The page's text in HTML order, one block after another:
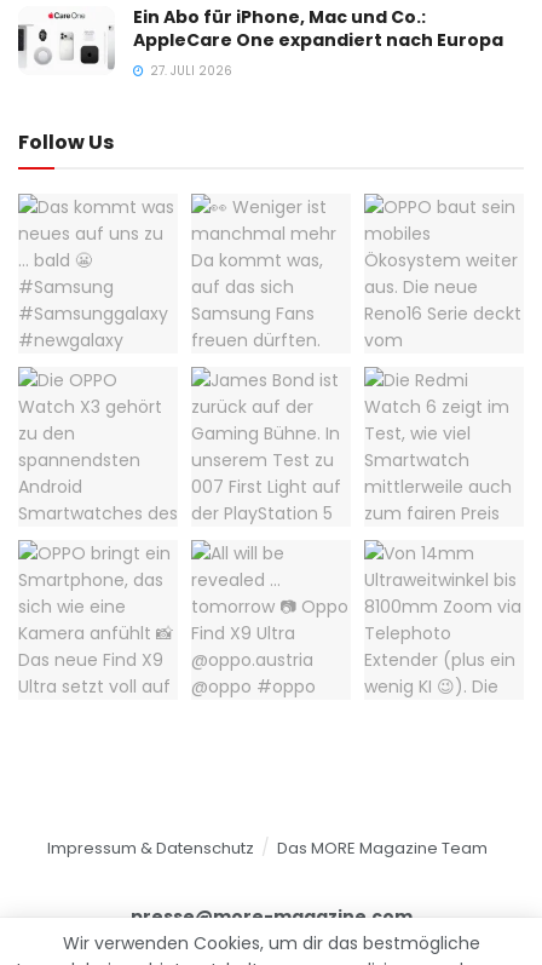
Ein Abo für iPhone, Mac und Co.:
AppleCare One expandiert nach Europa
27. JULI 2026
Follow Us
Impressum & Datenschutz Das MORE Magazine Team
presse@more-magazine.com
Wir verwenden Cookies, um dir das bestmögliche